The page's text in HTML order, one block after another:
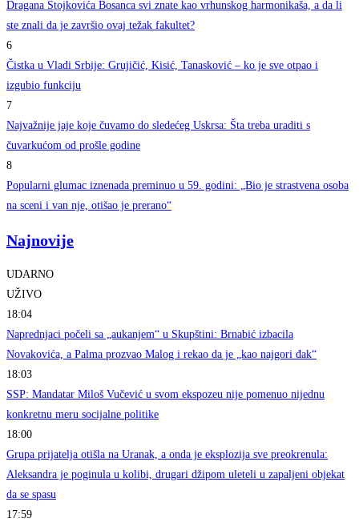
Dragana Stojkovića Bosanca svi znate kao vrhunskog harmonikaša, a da li
ste znali da je završio ovaj težak fakultet?
6
Čistka u Vladi Srbije: Grujičić, Kisić, Tanasković – ko je sve otpao i
izgubio funkciju
7
Najvažnije jaje koje čuvamo do sledećeg Uskrsa: Šta treba uraditi s
čuvarkućom od prošle godine
8
Popularni glumac iznenada preminuo u 59. godini: „Bio je strastvena osoba
na sceni i van nje, otišao je prerano“
Najnovije
UDARNO
UŽIVO
18:04
Naprednjaci počeli sa „aukanjem“ u Skupštini: Brnabić izbacila
Novakovića, a Palma prozvao Malog i rekao da je „kao najgori đak“
18:03
SSP: Mandatar Miloš Vučević u svom ekspozeu nije pomenuo nijednu
konkretnu meru socijalne politike
18:00
Grupa prijatelja otišla na Uranak, a onda je eksplozija sve preokrenula:
Aleksandra je poginula u kolibi, drugari džipom uleteli u zapaljeni objekat
da se spasu
17:59